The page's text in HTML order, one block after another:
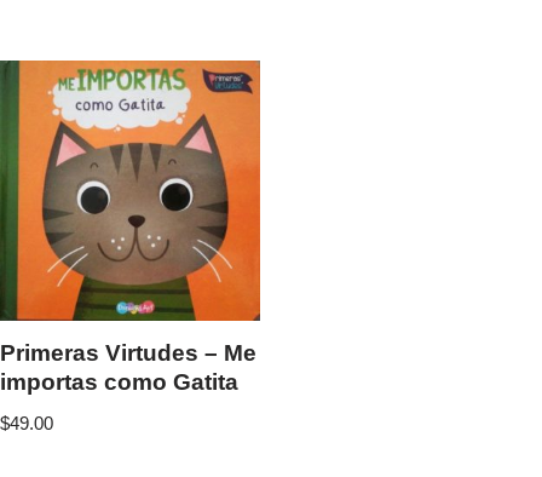
Primeras Virtudes – Me
importas como Gatita
$49.00